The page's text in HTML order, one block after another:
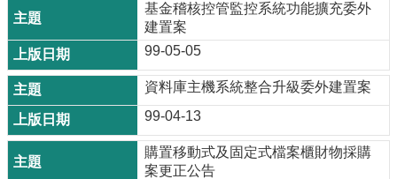
基金稽核控管監控系統功能擴充委外
建置案
99-05-05
資料庫主機系統整合升級委外建置案
99-04-13
購置移動式及固定式檔案櫃財物採購
案更正公告